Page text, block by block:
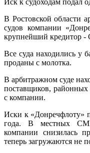
Иск к судоходам подал
В Ростовской области
судов компании
крупнейший кредитор -
Все суда находились у
проданы с молотка.
В арбитражном суде
поставщиков,
с компании.
Иски к «Донречфлоту»
года. В местных
компании снизилась
теперь загружаются не